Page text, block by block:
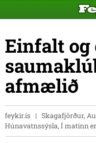
Einfalt og
afmælið
feykir.is
Skagafjörður,
Húnavatnssýsla, Í matinn